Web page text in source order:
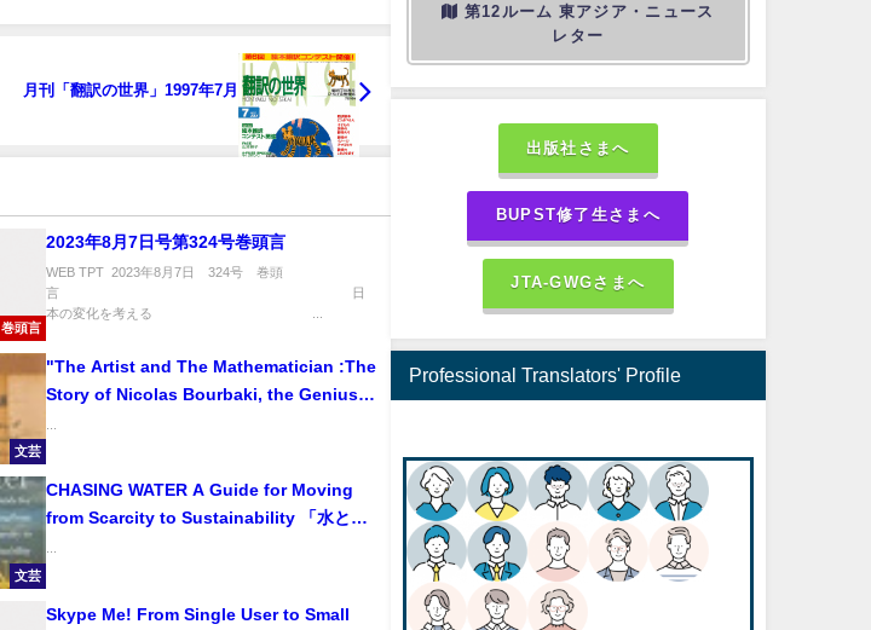
月刊「翻訳の世界」1997年7月
巻頭言
2023年8月7日号第324号巻頭言
WEB TPT 2023年8月7日 324号 巻頭
言 日
本の変化を考える ...
文芸
"The Artist and The Mathematician :The
Story of Nicolas Bourbaki, the Genius
文芸
CHASING WATER A Guide for Moving
from Scarcity to Sustainability 「水と生
...
Skype Me! From Single User to Small
第12ルーム 東アジア・ニュース
レター
出版社さまへ
BUPST修了生さまへ
JTA-GWGさまへ
Professional Translators' Profile